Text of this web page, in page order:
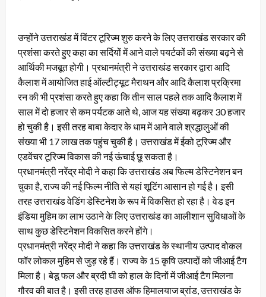
उन्होंने उत्तराखंड में विंटर टूरिज्म शुरु करने के लिए उत्तराखंड सरकार की
प्रशंसा करते हुए कहा का सर्दियों में आने वाले पयर्टकों की संख्या बढ़ने से
आर्थिकी मजबूत होगी। प्रधानमंत्री ने उत्तराखंड सरकार द्वारा आदि
कैलाश में आयोजित हाई ऑल्टीट्यूट मैराथन और आदि कैलाश प्रक्रिमा
रन की भी प्रशंसा करते हुए कहा कि तीन साल पहले तक आदि कैलाश में
साल में दो हजार से कम पर्यटक आते थे, आज यह संख्या बढ़कर 30 हजार
हो चुकी है। इसी तरह बाबा केदार के धाम में आने वाले श्रद्धालुओं की
संख्या भी 17 लाख तक पहुंच चुकी है। उत्तराखंड में ईको टूरिज्म और
एडवेंचर टूरिज्म विकास की नई ऊंचाई छू सकता है।
प्रधानमंत्री नरेंद्र मोदी ने कहा कि उत्तराखंड अब फिल्म डेस्टिनेशन बन
चुका है, राज्य की नई फिल्म नीति से यहां शूटिंग आसान हो गई है। इसी
तरह उत्तराखंड वेडिंग डेस्टिनेश के रूप में विकसित हो रहा है। वेड इन
इंडिया मुहिम का लाभ उठाने के लिए उत्तराखंड का आलीशान सुविधाओं के
साथ कुछ डेस्टिनेशन विकसित करने होंगे।
प्रधानमंत्री नरेंद्र मोदी ने कहा कि उत्तराखंड के स्थानीय उत्पाद वोकल
फॉर लोकल मुहिम से जुड़ रहे हैं। राज्य के 15 कृषि उत्पादों को जीआई टैग
मिला है। बेडू फल और ब्रदी घी को हाल के दिनों में जीआई टैग मिलना
गौरव की बात है। इसी तरह हाउस ऑफ हिमालयाज ब्रांड, उत्तराखंड के